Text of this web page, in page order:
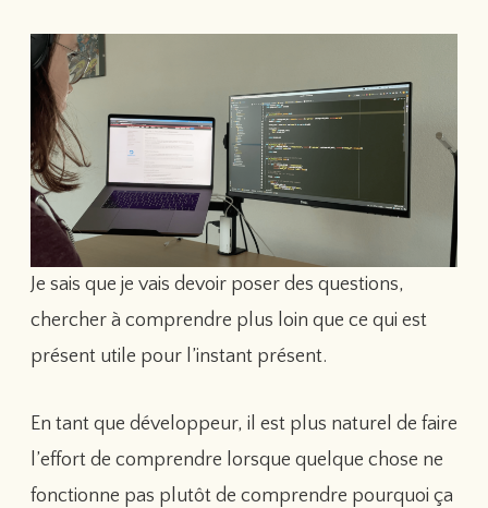
Je sais que je vais devoir poser des questions,
chercher à comprendre plus loin que ce qui est
présent utile pour l’instant présent.
En tant que développeur, il est plus naturel de faire
l’effort de comprendre lorsque quelque chose ne
fonctionne pas plutôt de comprendre pourquoi ça